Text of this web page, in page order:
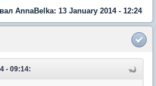
AnnaBelka: 13 January 2014 - 12:24
- 09:14: